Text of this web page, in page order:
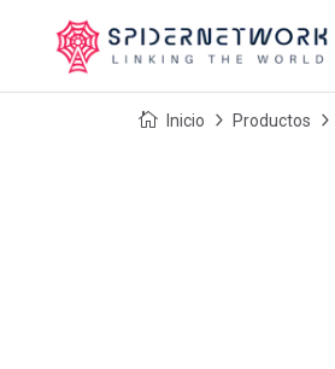
Inicio Productos